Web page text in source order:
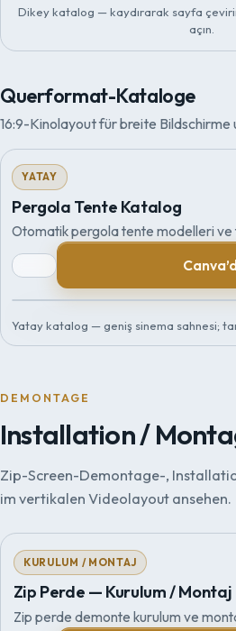
Dikey katalog — kaydırarak sayfa
açın.
Querformat-Kataloge
16:9-Kinolayout für breite Bildschirme
YATAY
Pergola Tente Katalog
Otomatik pergola tente modelleri ve
Yatay katalog — geniş sinema sahnesi;
DEMONTAGE
Installation /
Zip-Screen-Demontage-,
im vertikalen Videolayout ansehen.
KURULUM / MONTAJ
Zip Perde — Kurulum / Montaj
Zip perde demonte kurulum ve